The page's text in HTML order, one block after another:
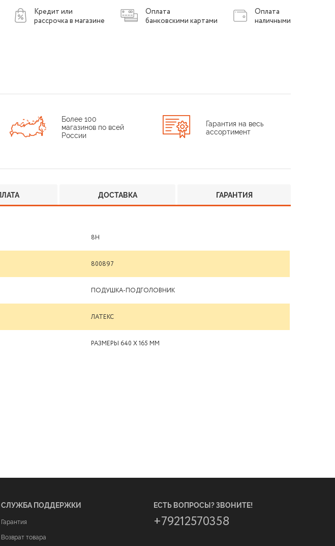
Оплата
наличными
Оплата
банковскими картами
Кредит или
рассрочка в магазине
Более 100
магазинов по всей
России
Гарантия на весь
ассортимент
ДОСТАВКА ГАРАНТИЯ
8H
800897
ПОДУШКА-ПОДГОЛОВНИК
ЛАТЕКС
РАЗМЕРЫ 640 X 165 ММ
СЛУЖБА ПОДДЕРЖКИ
Гарантия
Возврат товара
ЕСТЬ ВОПРОСЫ? ЗВОНИТЕ!
+79212570358